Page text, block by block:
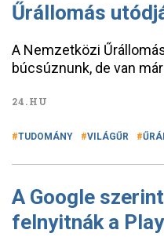
Űrállomás
A Nemzetközi
búcsúznunk, de van
24.HU
TUDOMÁNY VILÁGŰR
A Google
felnyitnák a